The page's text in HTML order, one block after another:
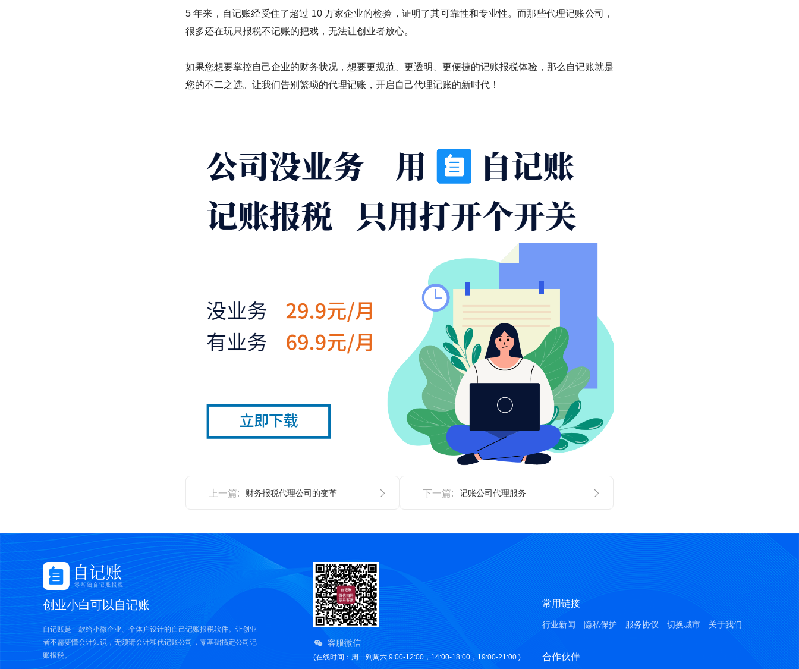
5 年来，自记账经受住了超过 10 万家企业的检验，证明了其可靠性和专业性。而那些代理记账公司，
很多还在玩只报税不记账的把戏，无法让创业者放心。
如果您想要掌控自己企业的财务状况，想要更规范、更透明、更便捷的记账报税体验，那么自记账就是
您的不二之选。让我们告别繁琐的代理记账，开启自己代理记账的新时代！
上一篇: 财务报税代理公司的变革 下一篇: 记账公司代理服务
创业小白可以自记账
自记账是一款给小微企业、个体户设计的自己记账报税软件。让创业
者不需要懂会计知识，无须请会计和代记账公司，零基础搞定公司记
账报税。
客服微信
(在线时间：周一到周六 9:00-12:00，14:00-18:00，19:00-21:00 )
常用链接
行业新闻 隐私保护 服务协议 切换城市 关于我们
合作伙伴